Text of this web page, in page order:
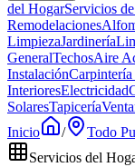
del HogarServicios
Remodelaciones
LimpiezaJardinería
GeneralTechosAire
Instalación
InterioresElectricidad
SolaresTapicería
Inicio
/ Todo
Servicios del